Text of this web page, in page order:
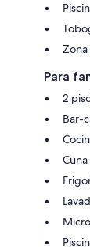
Zona
Para
2
Bar-